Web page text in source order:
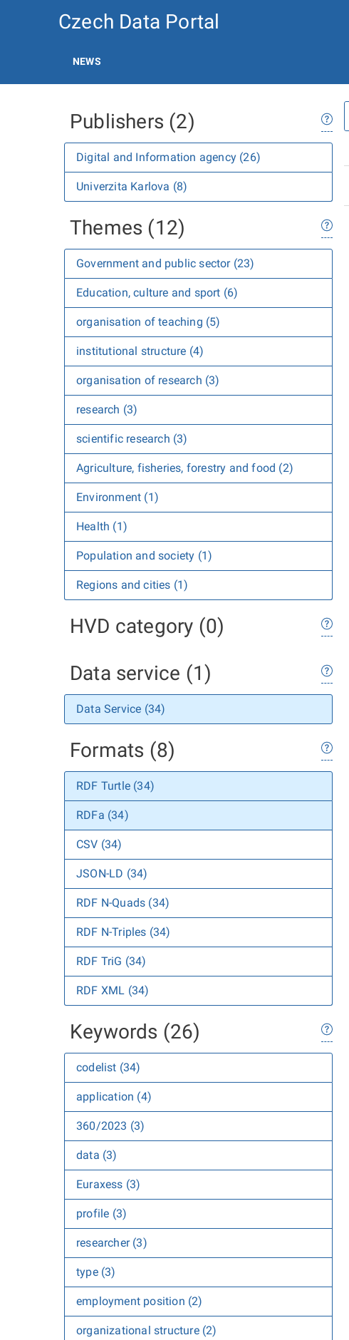
Czech Data Portal
NEWS
Publishers (2)
Digital and Information agency (26)
Univerzita Karlova (8)
Themes (12)
Government and public sector (23)
Education, culture and sport (6)
organisation of teaching (5)
institutional structure (4)
organisation of research (3)
research (3)
scientific research (3)
Agriculture, fisheries, forestry and food (2)
Environment (1)
Health (1)
Population and society (1)
Regions and cities (1)
HVD category (0)
Data service (1)
Data Service (34)
Formats (8)
RDF Turtle (34)
RDFa (34)
CSV (34)
JSON-LD (34)
RDF N-Quads (34)
RDF N-Triples (34)
RDF TriG (34)
RDF XML (34)
Keywords (26)
codelist (34)
application (4)
360/2023 (3)
data (3)
Euraxess (3)
profile (3)
researcher (3)
type (3)
employment position (2)
organizational structure (2)